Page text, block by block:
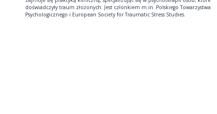
doświadczyły traum złożonych. Jest członkiem m.in. Polskiego Towarzystwa
Psychologicznego i European Society for Traumatic Stress Studies.